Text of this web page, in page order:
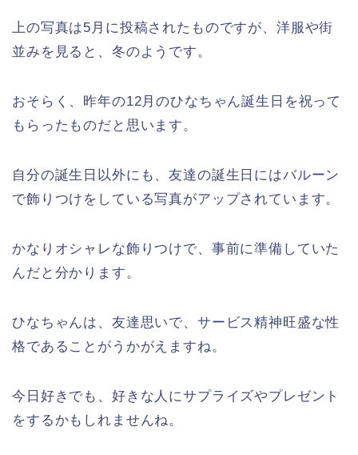
上の写真は5月に投稿されたものですが、洋服や街
並みを見ると、冬のようです。
おそらく、昨年の12月のひなちゃん誕生日を祝って
もらったものだと思います。
自分の誕生日以外にも、友達の誕生日にはバルーン
で飾りつけをしている写真がアップされています。
かなりオシャレな飾りつけで、事前に準備していた
んだと分かります。
ひなちゃんは、友達思いで、サービス精神旺盛な性
格であることがうかがえますね。
今日好きでも、好きな人にサプライズやプレゼント
をするかもしれませんね。